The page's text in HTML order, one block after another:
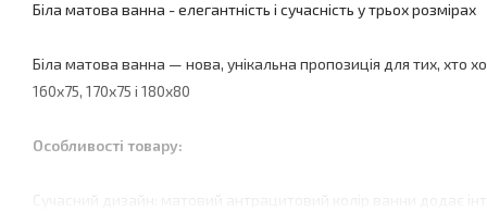
Біла матова ванна - елегантність і сучасність у трьох розмірах
Біла матова ванна — нова, унікальна пропозиція для тих, хто
160x75, 170x75 і 180x80
Особливості товару:
Сучасний дизайн: матовий антрацитовий колір ванни додає